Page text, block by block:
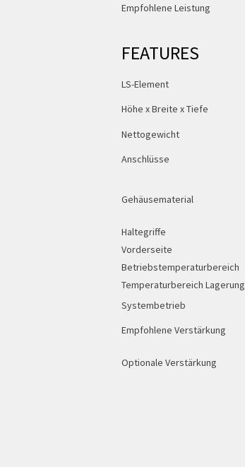
Empfohlene Leistung
FEATURES
LS-Element
Höhe x Breite x Tiefe
Nettogewicht
Anschlüsse
Gehäusematerial
Haltegriffe
Vorderseite
Betriebstemperaturbereich
Temperaturbereich Lagerung
Systembetrieb
Empfohlene Verstärkung
Optionale Verstärkung